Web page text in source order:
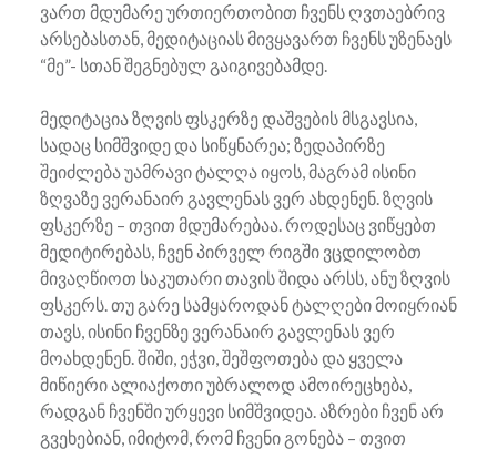
ვართ მდუმარე ურთიერთობით ჩვენს ღვთაებრივ
არსებასთან, მედიტაციას მივყავართ ჩვენს უზენაეს
“მე”- სთან შეგნებულ გაიგივებამდე.
მედიტაცია ზღვის ფსკერზე დაშვების მსგავსია,
სადაც სიმშვიდე და სიწყნარეა; ზედაპირზე
შეიძლება უამრავი ტალღა იყოს, მაგრამ ისინი
ზღვაზე ვერანაირ გავლენას ვერ ახდენენ. ზღვის
ფსკერზე – თვით მდუმარებაა. როდესაც ვიწყებთ
მედიტირებას, ჩვენ პირველ რიგში ვცდილობთ
მივაღწიოთ საკუთარი თავის შიდა არსს, ანუ ზღვის
ფსკერს. თუ გარე სამყაროდან ტალღები მოიყრიან
თავს, ისინი ჩვენზე ვერანაირ გავლენას ვერ
მოახდენენ. შიში, ეჭვი, შეშფოთება და ყველა
მიწიერი ალიაქოთი უბრალოდ ამოირეცხება,
რადგან ჩვენში ურყევი სიმშვიდეა. აზრები ჩვენ არ
გვეხებიან, იმიტომ, რომ ჩვენი გონება – თვით